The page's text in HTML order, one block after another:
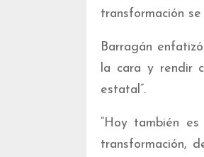
transformación
Barragán
la cara y rendir
estatal”.
“Hoy también
transformación,